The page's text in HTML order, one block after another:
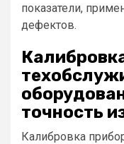
показатели,
дефектов.
точность
Калибровка